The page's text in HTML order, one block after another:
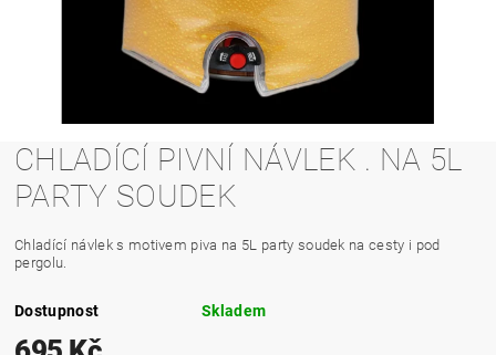
CHLADÍCÍ PIVNÍ NÁVLEK . NA 5L
PARTY SOUDEK
Chladící návlek s motivem piva na 5L party soudek na cesty i pod
pergolu.
Dostupnost Skladem